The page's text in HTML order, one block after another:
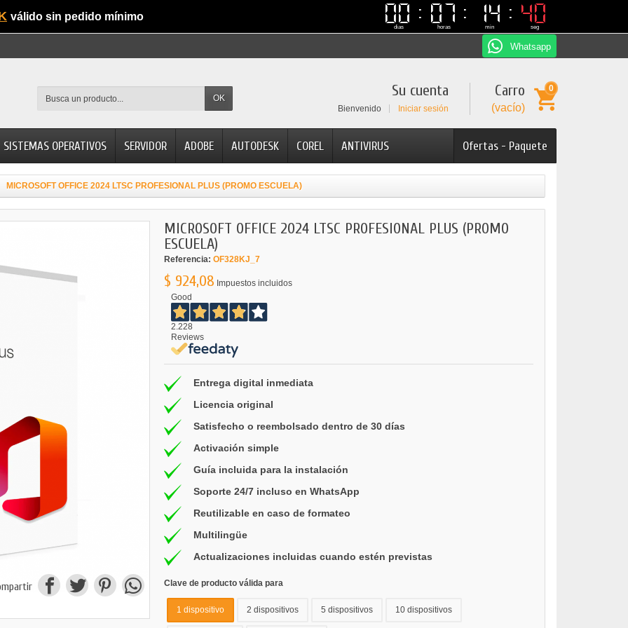
válido sin pedido mínimo 00
00
dias
07
07
horas
14
14
min
39
39
seg
Whatsapp
OK Carro
(vacío)
0
Su cuenta
Bienvenido Iniciar sesión
Ofertas - Paquete
SISTEMAS OPERATIVOS SERVIDOR ADOBE AUTODESK COREL ANTIVIRUS
MICROSOFT OFFICE 2024 LTSC PROFESIONAL PLUS (PROMO ESCUELA)
MICROSOFT OFFICE 2024 LTSC PROFESIONAL PLUS (PROMO
ESCUELA)
Referencia: OF328KJ_7
$ 924,08 Impuestos incluidos
Good
2.228
Reviews
Entrega digital inmediata
Licencia original
Satisfecho o reembolsado dentro de 30 días
Activación simple
Guía incluida para la instalación
Soporte 24/7 incluso en WhatsApp
Reutilizable en caso de formateo
Multilingüe
Actualizaciones incluidas cuando estén previstas
Clave de producto válida para
1 dispositivo 2 dispositivos 5 dispositivos 10 dispositivos